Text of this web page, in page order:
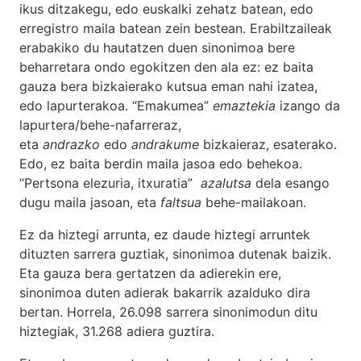
ikus ditzakegu, edo euskalki zehatz batean, edo
erregistro maila batean zein bestean. Erabiltzaileak
erabakiko du hautatzen duen sinonimoa bere
beharretara ondo egokitzen den ala ez: ez baita
gauza bera bizkaierako kutsua eman nahi izatea,
edo lapurterakoa. “Emakumea” emaztekia izango da
lapurtera/behe-nafarreraz,
eta andrazko edo andrakume bizkaieraz, esaterako.
Edo, ez baita berdin maila jasoa edo behekoa.
“Pertsona elezuria, itxuratia” azalutsa dela esango
dugu maila jasoan, eta faltsua behe-mailakoan.
Ez da hiztegi arrunta, ez daude hiztegi arruntek
dituzten sarrera guztiak, sinonimoa dutenak baizik.
Eta gauza bera gertatzen da adierekin ere,
sinonimoa duten adierak bakarrik azalduko dira
bertan. Horrela, 26.098 sarrera sinonimodun ditu
hiztegiak, 31.268 adiera guztira.